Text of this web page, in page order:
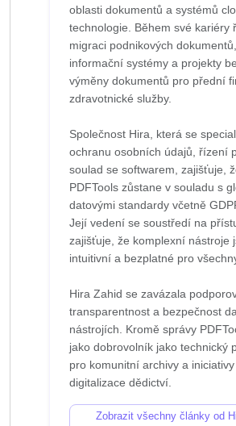
oblasti dokumentů a systémů
technologie. Během své kariéry
migraci podnikových
informační systémy a projekty
výměny dokumentů pro přední
zdravotnické služby.
Společnost Hira, která se
ochranu osobních údajů, řízení
soulad se softwarem, zajišťuje,
PDFTools zůstane v souladu s
datovými standardy včetně
Její vedení se soustředí na
zajišťuje, že komplexní nástroje
intuitivní a bezplatné pro
Hira Zahid se zavázala
transparentnost a bezpečnost
nástrojích. Kromě správy
jako dobrovolník jako technický
pro komunitní archivy a iniciativy
Zobrazit všechny články od